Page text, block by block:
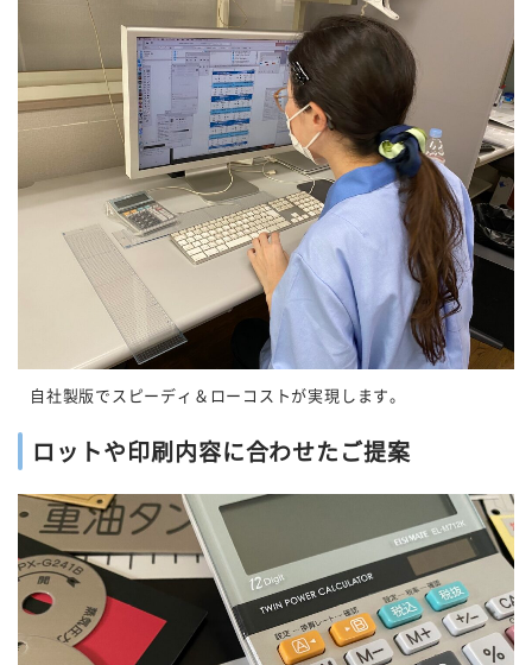
自社製版でスピーディ＆ローコストが実現します。
ロットや印刷内容に合わせたご提案